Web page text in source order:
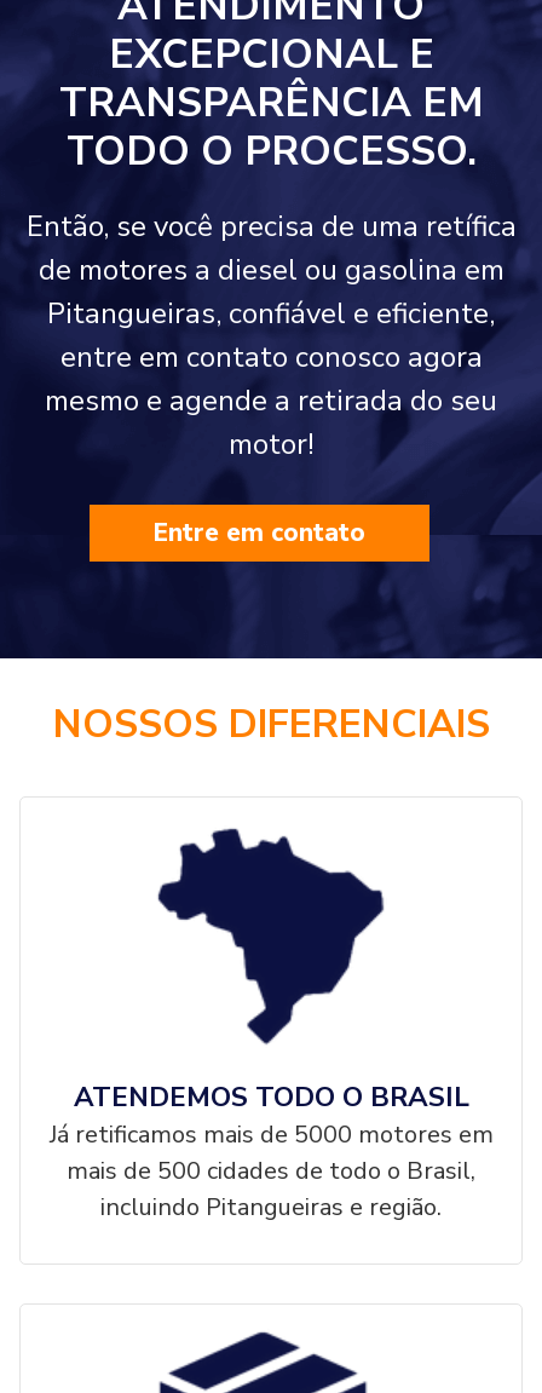
EXCEPCIONAL E
TRANSPARÊNCIA EM
TODO O PROCESSO.
Então, se você precisa de uma retífica
de motores a diesel ou gasolina em
Pitangueiras, confiável e eficiente,
entre em contato conosco agora
mesmo e agende a retirada do seu
motor!
Entre em contato
NOSSOS DIFERENCIAIS
ATENDEMOS TODO O BRASIL
Já retificamos mais de 5000 motores em
mais de 500 cidades de todo o Brasil,
incluindo Pitangueiras e região.